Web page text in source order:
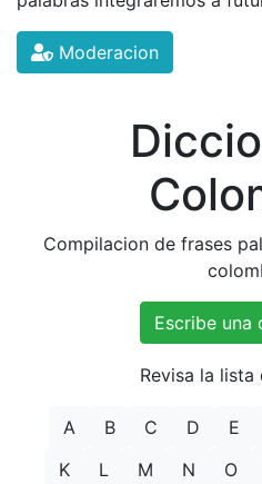
Moderacion
Compilacion de frases
Escribe una
Revisa la lista
A B C D E
K
L M N O